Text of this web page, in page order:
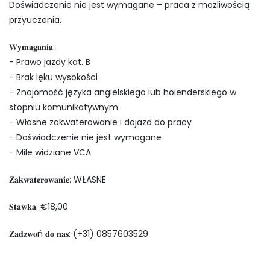
Doświadczenie nie jest wymagane – praca z możliwością
przyuczenia.
𝐖𝐲𝐦𝐚𝐠𝐚𝐧𝐢𝐚:
- Prawo jazdy kat. B
- Brak lęku wysokości
- Znajomość języka angielskiego lub holenderskiego w
stopniu komunikatywnym
- Własne zakwaterowanie i dojazd do pracy
- Doświadczenie nie jest wymagane
- Mile widziane VCA
𝐙𝐚𝐤𝐰𝐚𝐭𝐞𝐫𝐨𝐰𝐚𝐧𝐢𝐞: WŁASNE
𝐒𝐭𝐚𝐰𝐤𝐚: €18,00
𝐙𝐚𝐝𝐳𝐰𝐨ń 𝐝𝐨 𝐧𝐚𝐬: (+31) 0857603529